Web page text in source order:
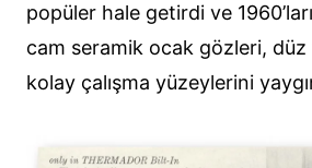
popüler hale getirdi ve
cam seramik ocak gözleri,
kolay çalışma yüzeylerini